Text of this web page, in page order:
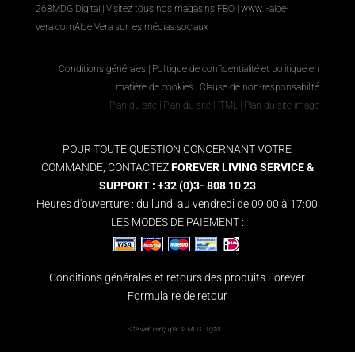
268MDG Digital| Visitez tous nos magasins FBO| www. -aloe-
vera.comAloe Vera sur les médias sociaux
Conditions générales | Politique de confidentialité et politique en
matière de cookies |Clause de non-responsabilité
Plan du site | Plan du site HTML | Plan du site image
POUR TOUTE QUESTION CONCERNANT VOTRE
COMMANDE, CONTACTEZFOREVER LIVING SERVICE &
SUPPORT : +32 (0)3- 808 10 23
Heures d'ouverture : du lundi au vendredi de 09:00 à 17:00
LES MODES DE PAIEMENT :
Conditions générales et retours des produits Forever
Formulaire de retour
Site web conçu par © MDG Digital